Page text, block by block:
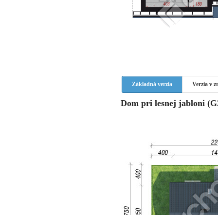
Základná verzia Verzia v
Dom pri lesnej jabloni